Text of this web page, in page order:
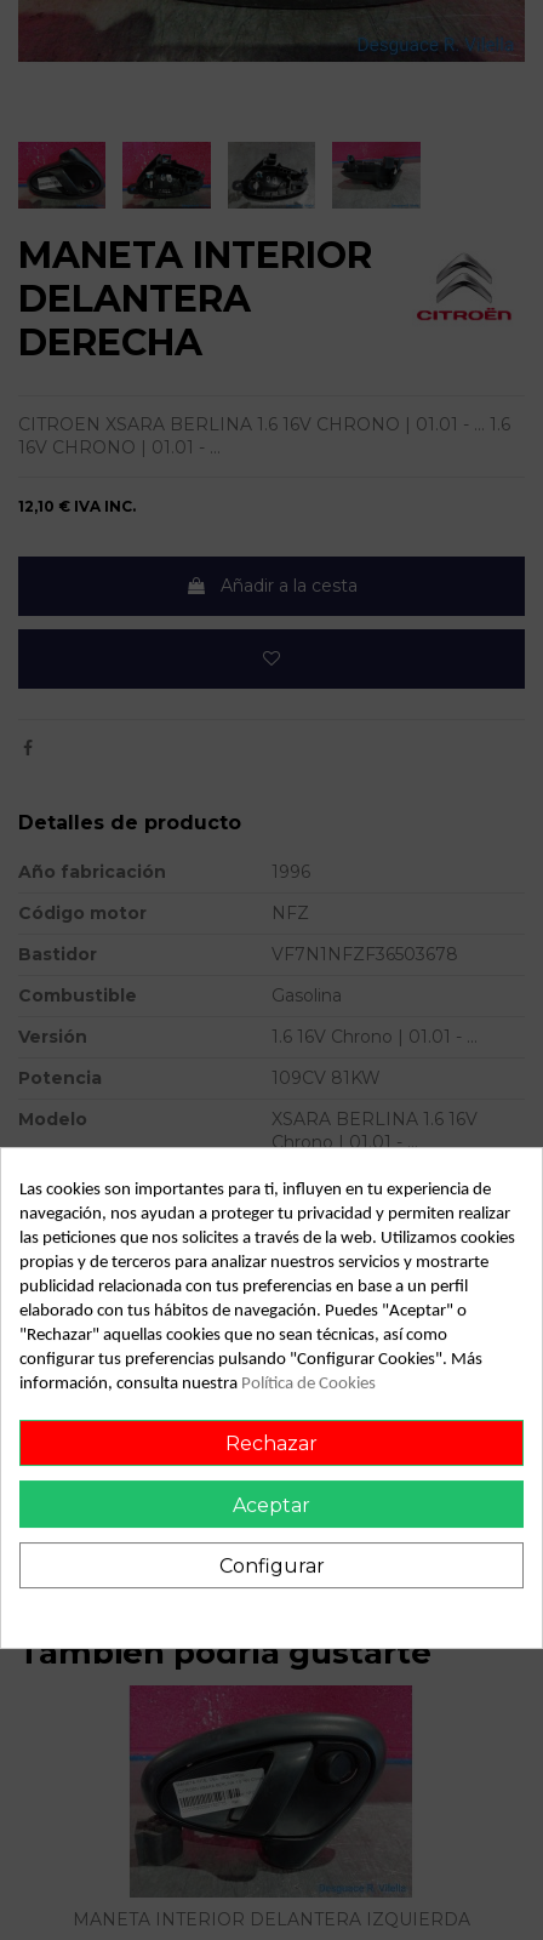
MANETA INTERIOR
DELANTERA
DERECHA
CITROEN XSARA BERLINA 1.6 16V CHRONO | 01.01 - ... 1.6
16V CHRONO | 01.01 - ...
12,10 € IVA INC.
Añadir a la cesta
Detalles de producto
Año fabricación
1996
Código motor
NFZ
Bastidor
VF7N1NFZF36503678
Combustible
Gasolina
Versión
1.6 16V Chrono | 01.01 - ...
Potencia
109CV 81KW
Modelo
XSARA BERLINA 1.6 16V
Chrono | 01.01 - ...
Almacén
49349
SubAlmacén
383
SubSubAlmacén
100029813
ID:
132776
Fecha disponible: 2022-04-04
Recambio de maneta interior delantera derecha para
citroen xsara berlina 1.6 16v chrono | 01.01 - ... 1.6 16v chrono |
01.01 - ... referencia OEM IAM
También podría gustarte
MANETA INTERIOR DELANTERA IZQUIERDA
Las cookies son importantes para ti, influyen en tu experiencia de
navegación, nos ayudan a proteger tu privacidad y permiten realizar
las peticiones que nos solicites a través de la web. Utilizamos cookies
propias y de terceros para analizar nuestros servicios y mostrarte
publicidad relacionada con tus preferencias en base a un perfil
elaborado con tus hábitos de navegación. Puedes "Aceptar" o
"Rechazar" aquellas cookies que no sean técnicas, así como
configurar tus preferencias pulsando "Configurar Cookies". Más
información, consulta nuestra Política de Cookies
Rechazar
Aceptar
Configurar